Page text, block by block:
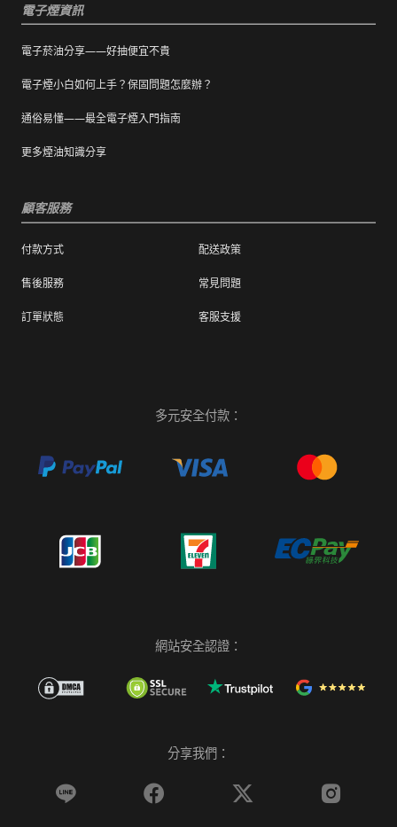
電子煙資訊
電子菸油分享——好抽便宜不貴
電子煙小白如何上手？保固問題怎麼辦？
通俗易懂——最全電子煙入門指南
更多煙油知識分享
顧客服務
付款方式 配送政策
售後服務 常見問題
訂單狀態 客服支援
多元安全付款：
網站安全認證：
分享我們：
   